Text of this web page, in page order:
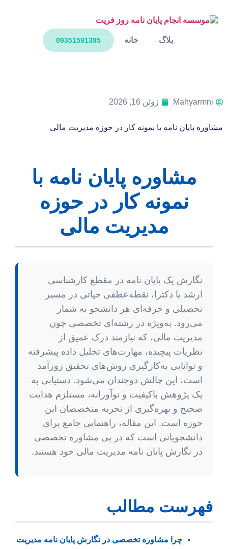
خانه بلاگ 09351591395
Mahyarmni ژوئن 16, 2026
مشاوره پایان نامه با نمونه کار در حوزه مدیریت مالی
مشاوره پایان نامه با
نمونه کار در حوزه
مدیریت مالی
نگارش یک پایان نامه در مقطع کارشناسی
ارشد یا دکترا، نقطه‌عطفی حیاتی در مسیر
تحصیلی و حرفه‌ای هر دانشجو به شمار
می‌رود. به‌ویژه در رشته‌ای تخصصی چون
مدیریت مالی، که نیازمند درک عمیق از
نظریات پیچیده، مهارت‌های تحلیل داده پیشرفته
و توانایی به‌کارگیری روش‌های تحقیق روزآمد
است، این چالش دوچندان می‌شود. دستیابی به
یک پژوهش باکیفیت و نوآورانه، مستلزم هدایت
صحیح و بهره‌گیری از تجربه متخصصان این
حوزه است. این مقاله، راهنمایی جامع برای
دانشجویانی است که در پی مشاوره تخصصی
در نگارش پایان نامه مدیریت مالی خود هستند.
فهرست مطالب
چرا مشاوره تخصصی در نگارش پایان نامه مدیریت